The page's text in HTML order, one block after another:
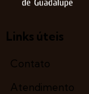
Links úteis
Contato
Atendimento